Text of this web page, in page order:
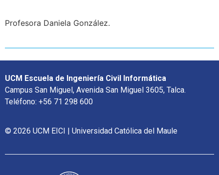
Profesora Daniela González.
UCM Escuela de Ingeniería Civil Informática
Campus San Miguel, Avenida San Miguel 3605, Talca.
Teléfono: +56 71 298 600
© 2026 UCM EICI | Universidad Católica del Maule